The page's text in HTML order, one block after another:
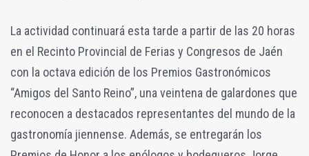
La actividad continuará esta tarde a partir de las 20 horas
en el Recinto Provincial de Ferias y Congresos de Jaén
con la octava edición de los Premios Gastronómicos
“Amigos del Santo Reino”, una veintena de galardones que
reconocen a destacados representantes del mundo de la
gastronomía jiennense. Además, se entregarán los